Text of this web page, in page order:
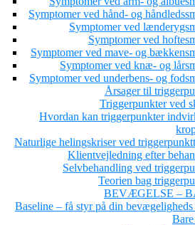
Symptomer ved hånd- og
Symptomer ved
Symptomer ved
Symptomer ved mave- og
Symptomer ved knæ- og
Symptomer ved underbens- og
Årsager til
Triggerpunkter ved
Hvordan kan triggerpunkter
Naturlige helingskriser ved
Klientvejledning efter
Selvbehandling ved
Teorien bag
BEVÆGELSE –
Baseline – få styr på din bevægeligheds